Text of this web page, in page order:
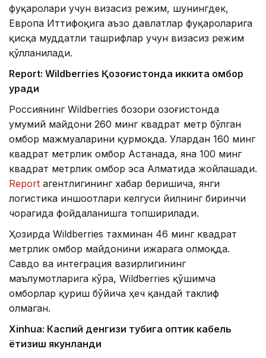
фуқаролари учун визасиз режим, шунингдек,
Европа Иттифоқига аъзо давлатлар фуқароларига
қисқа муддатли ташрифлар учун визасиз режим
қўлланилади.
Report: Wildberries Қозоғистонда иккита омбор
қуради
Россиянинг Wildberries бозори Қозоғистонда
умумий майдони 260 минг квадрат метр бўлган
омбор мажмуаларини қурмоқда. Улардан 160 минг
квадрат метрлик омбор Астанада, яна 100 минг
квадрат метрлик омбор эса Алматида жойлашади.
Report агентлигининг хабар беришича, янги
логистика иншоотлари келгуси йилнинг биринчи
чорагида фойдаланишга топширилади.
Ҳозирда Wildberries тахминан 46 минг квадрат
метрлик омбор майдонини ижарага олмоқда.
Савдо ва интеграция вазирлигининг
маълумотларига кўра, Wildberries қўшимча
омборлар қуриш бўйича ҳеч қандай таклиф
олмаган.
Xinhuа: Каспий денгизи тубига оптик кабель
ётқизиш якунланди